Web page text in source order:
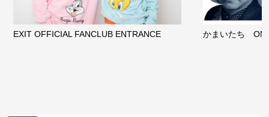
EXIT OFFICIAL FANCLUB ENTRANCE かまいたち